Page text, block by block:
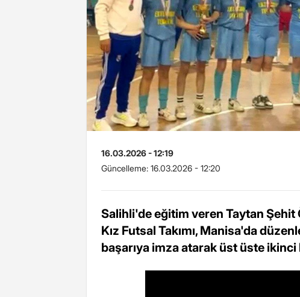
16.03.2026 - 12:19
Güncelleme: 16.03.2026 - 12:20
Salihli'de eğitim veren Taytan Şehit
Kız Futsal Takımı, Manisa'da
başarıya imza atarak üst üste